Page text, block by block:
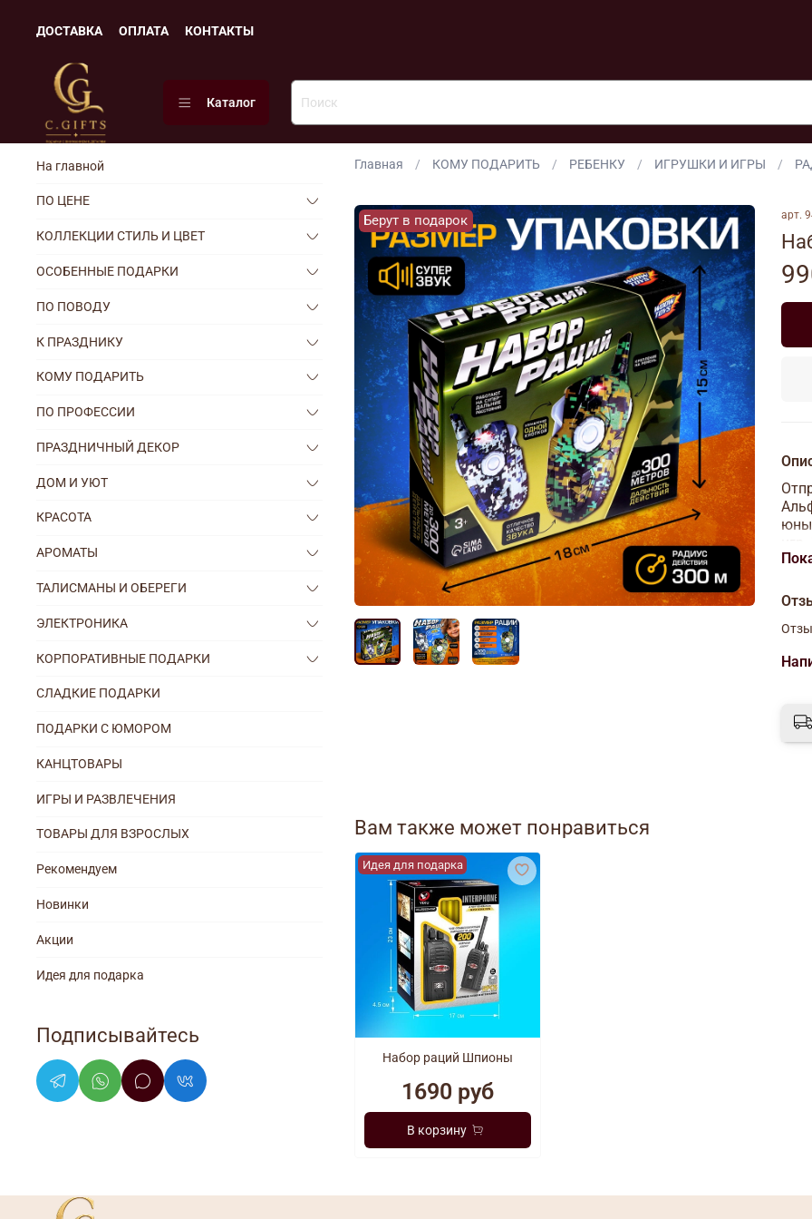
ДОСТАВКА ОПЛАТА КОНТАКТЫ
Каталог
Главная КОМУ ПОДАРИТЬ РЕБЕНКУ ИГРУШКИ И ИГРЫ
Берут в подарок арт.
Вам также может понравиться
Идея для подарка
Набор раций Шпионы
1690 руб
В корзину
На главной
ПО ЦЕНЕ
КОЛЛЕКЦИИ СТИЛЬ И ЦВЕТ
ОСОБЕННЫЕ ПОДАРКИ
ПО ПОВОДУ
К ПРАЗДНИКУ
КОМУ ПОДАРИТЬ
ПО ПРОФЕССИИ
ПРАЗДНИЧНЫЙ ДЕКОР
ДОМ И УЮТ
КРАСОТА
АРОМАТЫ
ТАЛИСМАНЫ И ОБЕРЕГИ
ЭЛЕКТРОНИКА
КОРПОРАТИВНЫЕ ПОДАРКИ
СЛАДКИЕ ПОДАРКИ
ПОДАРКИ С ЮМОРОМ
КАНЦТОВАРЫ
ИГРЫ И РАЗВЛЕЧЕНИЯ
ТОВАРЫ ДЛЯ ВЗРОСЛЫХ
Рекомендуем
Новинки
Акции
Идея для подарка
Подписывайтесь